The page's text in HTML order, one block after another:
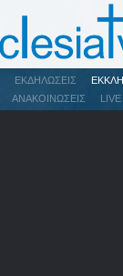
ΕΚΔΗΛΏΣΕΙΣ
ΑΝΑΚΟΙΝΏΣΕΙΣ LIVE